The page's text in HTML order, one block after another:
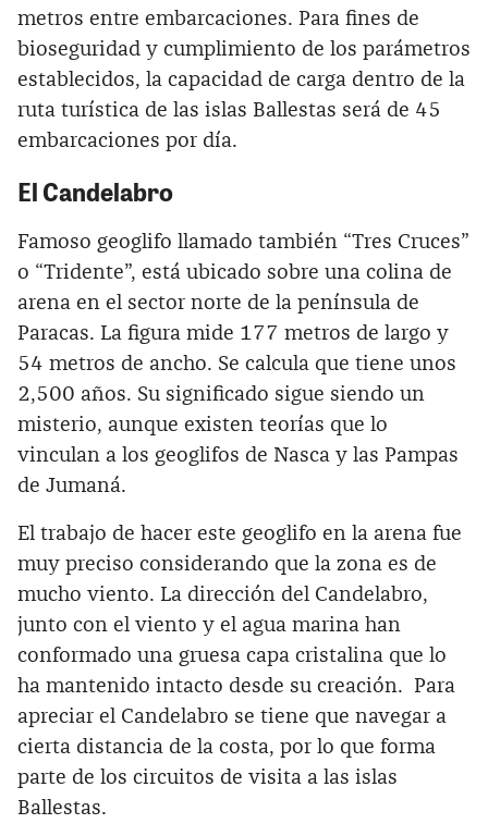
metros entre embarcaciones. Para fines de
bioseguridad y cumplimiento de los parámetros
establecidos, la capacidad de carga dentro de la
ruta turística de las islas Ballestas será de 45
embarcaciones por día.
El Candelabro
Famoso geoglifo llamado también “Tres Cruces”
o “Tridente”, está ubicado sobre una colina de
arena en el sector norte de la península de
Paracas. La figura mide 177 metros de largo y
54 metros de ancho. Se calcula que tiene unos
2,500 años. Su significado sigue siendo un
misterio, aunque existen teorías que lo
vinculan a los geoglifos de Nasca y las Pampas
de Jumaná.
El trabajo de hacer este geoglifo en la arena fue
muy preciso considerando que la zona es de
mucho viento. La dirección del Candelabro,
junto con el viento y el agua marina han
conformado una gruesa capa cristalina que lo
ha mantenido intacto desde su creación. Para
apreciar el Candelabro se tiene que navegar a
cierta distancia de la costa, por lo que forma
parte de los circuitos de visita a las islas
Ballestas.